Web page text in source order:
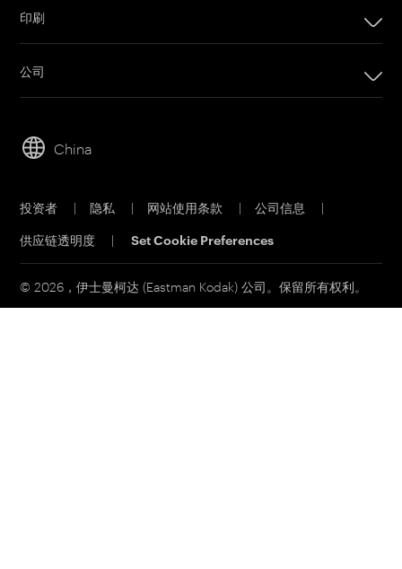
印刷
数码印刷产品
胶版印刷产品
客户门户网站
印刷电子邮件订阅
联系销售部门
公司
可持续发展
人才招聘
材料安全数据表
联系我们
China
投资者 | 隐私 | 网站使用条款 | 公司信息
|
供应链透明度
| Set Cookie Preferences
© 2026，伊士曼柯达 (Eastman Kodak) 公司。保留所有权利。